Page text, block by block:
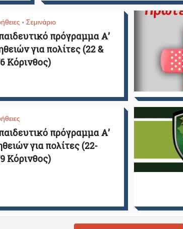
• Σεμινάριο
πρόγραμμα Α’
για πολίτες (22 &
Κόρινθος)
πρόγραμμα Α’
για πολίτες (22-
Κόρινθος)